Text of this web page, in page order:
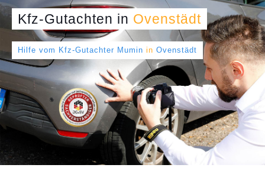
Kfz-Gutachten in Ovenstädt
Hilfe vom Kfz-Gutachter Mumin in Ovenstädt